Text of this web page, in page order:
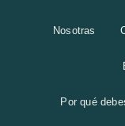
Nosotras
Por qué